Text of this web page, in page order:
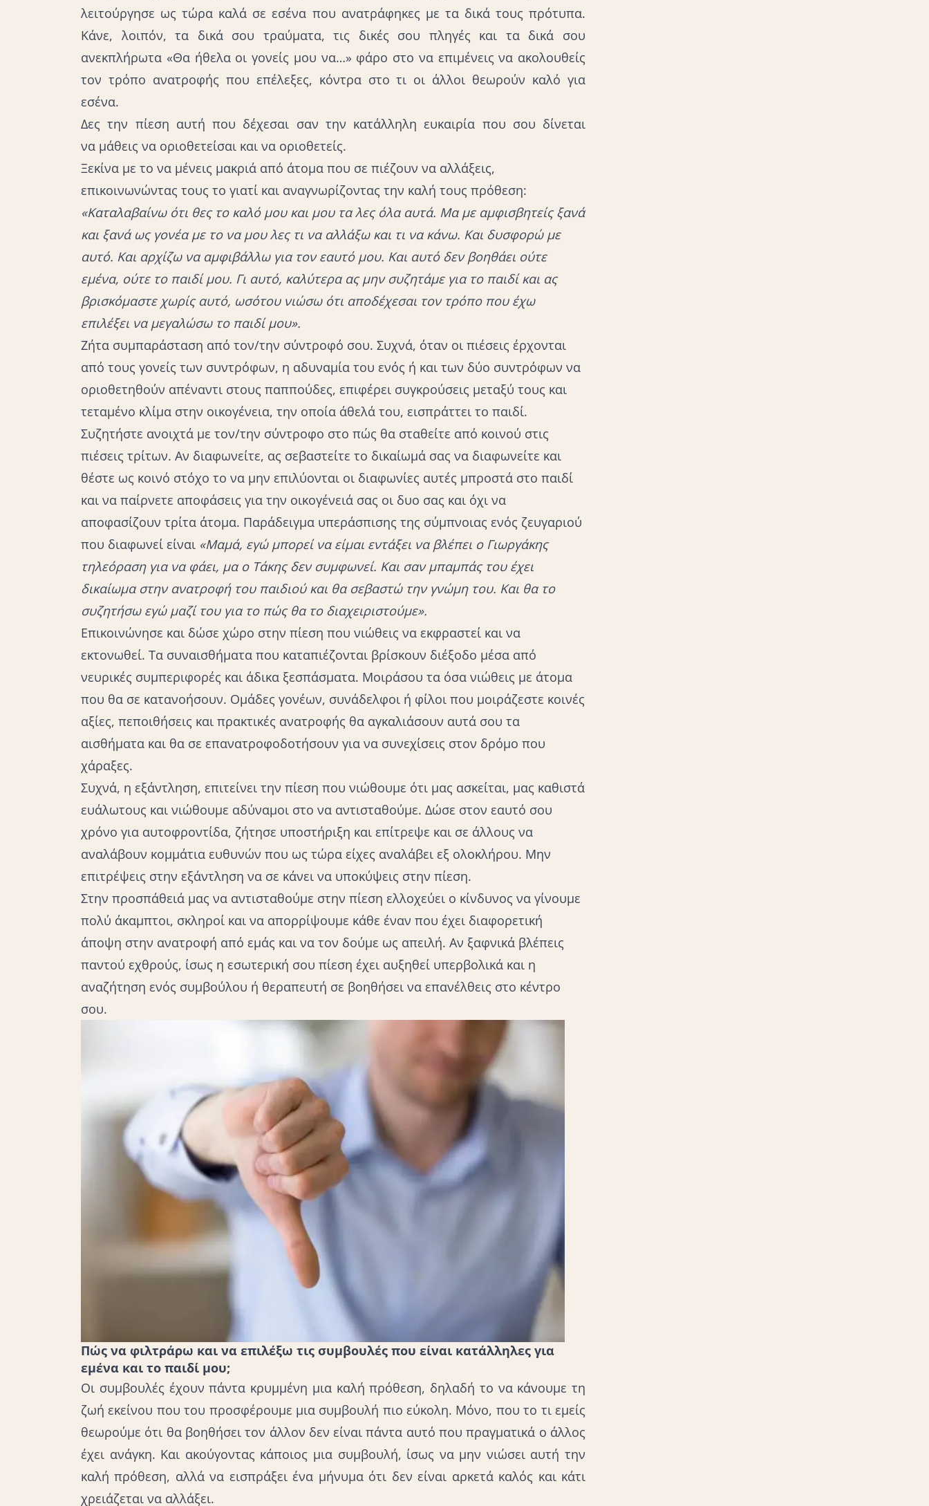
λειτούργησε ως τώρα καλά σε εσένα που ανατράφηκες με τα δικά τους πρότυπα.
Κάνε, λοιπόν, τα δικά σου τραύματα, τις δικές σου πληγές και τα δικά σου
ανεκπλήρωτα «Θα ήθελα οι γονείς μου να…» φάρο στο να επιμένεις να ακολουθείς
τον τρόπο ανατροφής που επέλεξες, κόντρα στο τι οι άλλοι θεωρούν καλό για
εσένα.
Δες την πίεση αυτή που δέχεσαι σαν την κατάλληλη ευκαιρία που σου δίνεται
να μάθεις να οριοθετείσαι και να οριοθετείς.
Ξεκίνα με το να μένεις μακριά από άτομα που σε πιέζουν να αλλάξεις,
επικοινωνώντας τους το γιατί και αναγνωρίζοντας την καλή τους πρόθεση:
«Καταλαβαίνω ότι θες το καλό μου και μου τα λες όλα αυτά. Μα με αμφισβητείς ξανά
και ξανά ως γονέα με το να μου λες τι να αλλάξω και τι να κάνω. Και δυσφορώ με
αυτό. Και αρχίζω να αμφιβάλλω για τον εαυτό μου. Και αυτό δεν βοηθάει ούτε
εμένα, ούτε το παιδί μου. Γι αυτό, καλύτερα ας μην συζητάμε για το παιδί και ας
βρισκόμαστε χωρίς αυτό, ωσότου νιώσω ότι αποδέχεσαι τον τρόπο που έχω
επιλέξει να μεγαλώσω το παιδί μου».
Ζήτα συμπαράσταση από τον/την σύντροφό σου. Συχνά, όταν οι πιέσεις έρχονται
από τους γονείς των συντρόφων, η αδυναμία του ενός ή και των δύο συντρόφων να
οριοθετηθούν απέναντι στους παππούδες, επιφέρει συγκρούσεις μεταξύ τους και
τεταμένο κλίμα στην οικογένεια, την οποία άθελά του, εισπράττει το παιδί.
Συζητήστε ανοιχτά με τον/την σύντροφο στο πώς θα σταθείτε από κοινού στις
πιέσεις τρίτων. Αν διαφωνείτε, ας σεβαστείτε το δικαίωμά σας να διαφωνείτε και
θέστε ως κοινό στόχο το να μην επιλύονται οι διαφωνίες αυτές μπροστά στο παιδί
και να παίρνετε αποφάσεις για την οικογένειά σας οι δυο σας και όχι να
αποφασίζουν τρίτα άτομα. Παράδειγμα υπεράσπισης της σύμπνοιας ενός ζευγαριού
που διαφωνεί είναι «Μαμά, εγώ μπορεί να είμαι εντάξει να βλέπει ο Γιωργάκης
τηλεόραση για να φάει, μα ο Τάκης δεν συμφωνεί. Και σαν μπαμπάς του έχει
δικαίωμα στην ανατροφή του παιδιού και θα σεβαστώ την γνώμη του. Και θα το
συζητήσω εγώ μαζί του για το πώς θα το διαχειριστούμε».
Επικοινώνησε και δώσε χώρο στην πίεση που νιώθεις να εκφραστεί και να
εκτονωθεί. Τα συναισθήματα που καταπιέζονται βρίσκουν διέξοδο μέσα από
νευρικές συμπεριφορές και άδικα ξεσπάσματα. Μοιράσου τα όσα νιώθεις με άτομα
που θα σε κατανοήσουν. Ομάδες γονέων, συνάδελφοι ή φίλοι που μοιράζεστε κοινές
αξίες, πεποιθήσεις και πρακτικές ανατροφής θα αγκαλιάσουν αυτά σου τα
αισθήματα και θα σε επανατροφοδοτήσουν για να συνεχίσεις στον δρόμο που
χάραξες.
Συχνά, η εξάντληση, επιτείνει την πίεση που νιώθουμε ότι μας ασκείται, μας καθιστά
ευάλωτους και νιώθουμε αδύναμοι στο να αντισταθούμε. Δώσε στον εαυτό σου
χρόνο για αυτοφροντίδα, ζήτησε υποστήριξη και επίτρεψε και σε άλλους να
αναλάβουν κομμάτια ευθυνών που ως τώρα είχες αναλάβει εξ ολοκλήρου. Μην
επιτρέψεις στην εξάντληση να σε κάνει να υποκύψεις στην πίεση.
Στην προσπάθειά μας να αντισταθούμε στην πίεση ελλοχεύει ο κίνδυνος να γίνουμε
πολύ άκαμπτοι, σκληροί και να απορρίψουμε κάθε έναν που έχει διαφορετική
άποψη στην ανατροφή από εμάς και να τον δούμε ως απειλή. Αν ξαφνικά βλέπεις
παντού εχθρούς, ίσως η εσωτερική σου πίεση έχει αυξηθεί υπερβολικά και η
αναζήτηση ενός συμβούλου ή θεραπευτή σε βοηθήσει να επανέλθεις στο κέντρο
σου.
Πώς να φιλτράρω και να επιλέξω τις συμβουλές που είναι κατάλληλες για
εμένα και το παιδί μου;
Οι συμβουλές έχουν πάντα κρυμμένη μια καλή πρόθεση, δηλαδή το να κάνουμε τη
ζωή εκείνου που του προσφέρουμε μια συμβουλή πιο εύκολη. Μόνο, που το τι εμείς
θεωρούμε ότι θα βοηθήσει τον άλλον δεν είναι πάντα αυτό που πραγματικά ο άλλος
έχει ανάγκη. Και ακούγοντας κάποιος μια συμβουλή, ίσως να μην νιώσει αυτή την
καλή πρόθεση, αλλά να εισπράξει ένα μήνυμα ότι δεν είναι αρκετά καλός και κάτι
χρειάζεται να αλλάξει.